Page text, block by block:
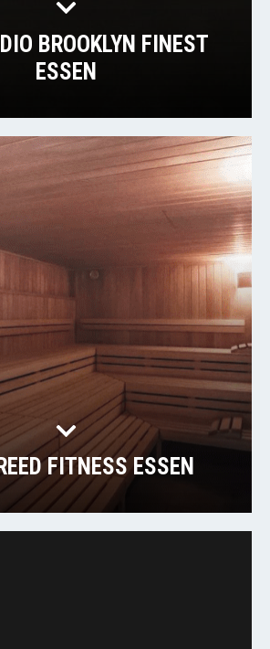
BROOKLYN FINEST
ESSEN
FITNESS ESSEN